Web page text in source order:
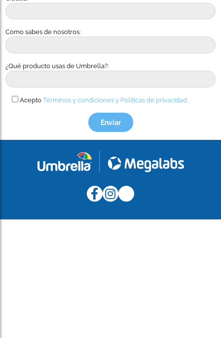
Como sabes de nosotros:
¿Qué producto usas de Umbrella?:
Acepto Términos y condiciones y Políticas de privacidad .